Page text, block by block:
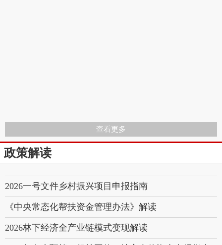
查看更多
政策解读
2026一号文件乡村振兴项目申报指南
《中央常态化帮扶资金管理办法》解读
2026林下经济全产业链模式变现解读